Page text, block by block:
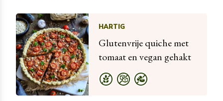
HARTIG
Glutenvrije quiche met
tomaat en vegan gehakt